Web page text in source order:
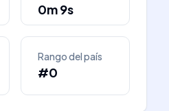
0m 9s
Rango del país
#0